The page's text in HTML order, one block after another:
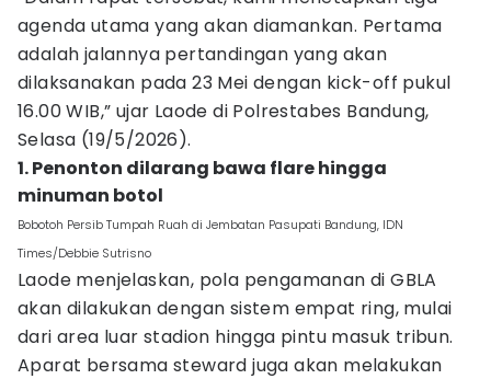
agenda utama yang akan diamankan. Pertama
adalah jalannya pertandingan yang akan
dilaksanakan pada 23 Mei dengan kick-off pukul
16.00 WIB,” ujar Laode di Polrestabes Bandung,
Selasa (19/5/2026).
1. Penonton dilarang bawa flare hingga
minuman botol
Bobotoh Persib Tumpah Ruah di Jembatan Pasupati Bandung, IDN
Times/Debbie Sutrisno
Laode menjelaskan, pola pengamanan di GBLA
akan dilakukan dengan sistem empat ring, mulai
dari area luar stadion hingga pintu masuk tribun.
Aparat bersama steward juga akan melakukan